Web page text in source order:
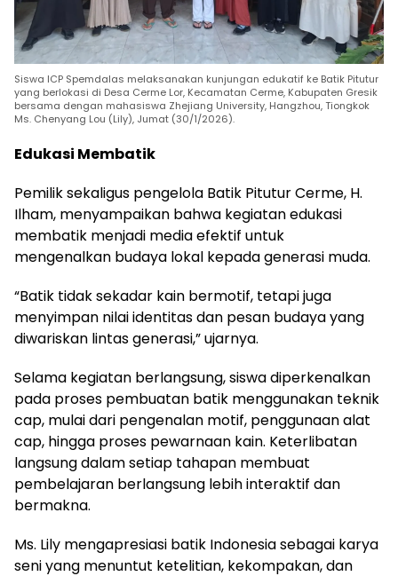
Siswa ICP Spemdalas melaksanakan kunjungan edukatif ke Batik Pitutur
yang berlokasi di Desa Cerme Lor, Kecamatan Cerme, Kabupaten Gresik
bersama dengan mahasiswa Zhejiang University, Hangzhou, Tiongkok
Ms. Chenyang Lou (Lily), Jumat (30/1/2026).
Edukasi Membatik
Pemilik sekaligus pengelola Batik Pitutur Cerme, H.
Ilham, menyampaikan bahwa kegiatan edukasi
membatik menjadi media efektif untuk
mengenalkan budaya lokal kepada generasi muda.
“Batik tidak sekadar kain bermotif, tetapi juga
menyimpan nilai identitas dan pesan budaya yang
diwariskan lintas generasi,” ujarnya.
Selama kegiatan berlangsung, siswa diperkenalkan
pada proses pembuatan batik menggunakan teknik
cap, mulai dari pengenalan motif, penggunaan alat
cap, hingga proses pewarnaan kain. Keterlibatan
langsung dalam setiap tahapan membuat
pembelajaran berlangsung lebih interaktif dan
bermakna.
Ms. Lily mengapresiasi batik Indonesia sebagai karya
seni yang menuntut ketelitian, kekompakan, dan